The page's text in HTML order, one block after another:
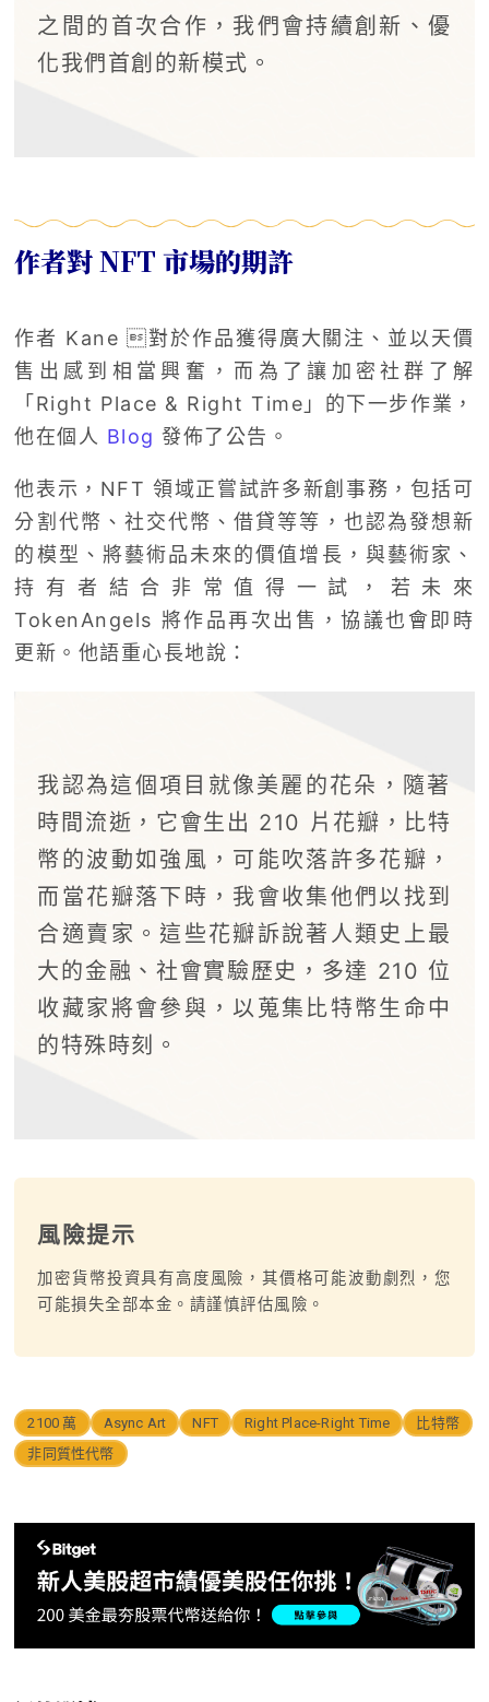
之間的首次合作，我們會持續創新、優
化我們首創的新模式。
作者對 NFT 市場的期許
作者 Kane 對於作品獲得廣大關注、並以天價
售出感到相當興奮，而為了讓加密社群了解
「Right Place & Right Time」的下一步作業，
他在個人 Blog 發佈了公告。
他表示，NFT 領域正嘗試許多新創事務，包括可
分割代幣、社交代幣、借貸等等，也認為發想新
的模型、將藝術品未來的價值增長，與藝術家、
持有者結合非常值得一試，若未來
TokenAngels 將作品再次出售，協議也會即時
更新。他語重心長地說：
我認為這個項目就像美麗的花朵，隨著
時間流逝，它會生出 210 片花瓣，比特
幣的波動如強風，可能吹落許多花瓣，
而當花瓣落下時，我會收集他們以找到
合適賣家。這些花瓣訴說著人類史上最
大的金融、社會實驗歷史，多達 210 位
收藏家將會參與，以蒐集比特幣生命中
的特殊時刻。
風險提示
加密貨幣投資具有高度風險，其價格可能波動劇烈，您
可能損失全部本金。請謹慎評估風險。
2100 萬 Async Art NFT Right Place-Right Time
比特幣
非同質性代幣